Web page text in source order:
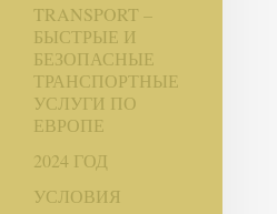
TRANSPORT –
БЫСТРЫЕ И
БЕЗОПАСНЫЕ
ТРАНСПОРТНЫЕ
УСЛУГИ ПО
ЕВРОПЕ
2024 ГОД
УСЛОВИЯ